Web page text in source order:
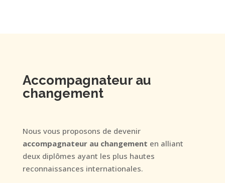
Accompagnateur au
changement
Nous vous proposons de devenir
accompagnateur au changement en alliant
deux diplômes ayant les plus hautes
reconnaissances internationales.